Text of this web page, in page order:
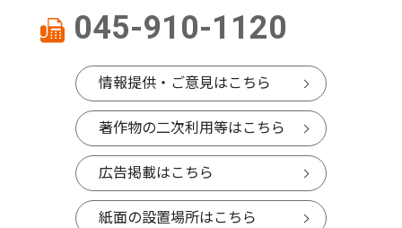
045-910-1120
情報提供・ご意見はこちら
著作物の二次利用等はこちら
広告掲載はこちら
紙面の設置場所はこちら